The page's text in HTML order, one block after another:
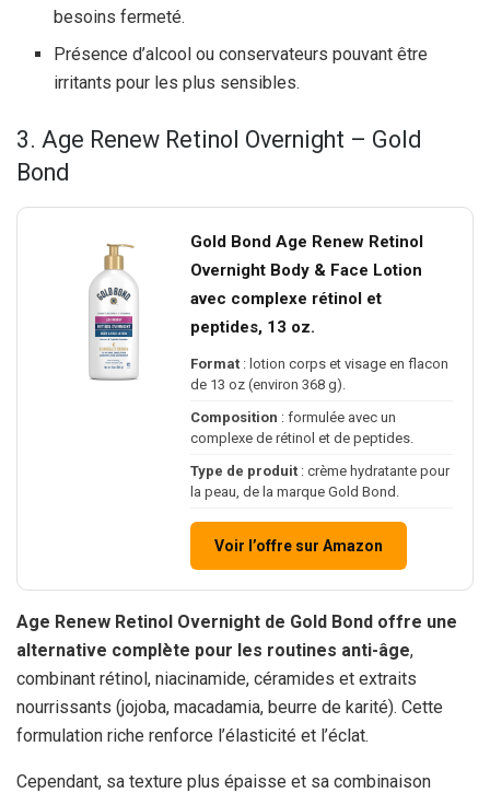
besoins fermeté.
Présence d’alcool ou conservateurs pouvant être
irritants pour les plus sensibles.
3. Age Renew Retinol Overnight – Gold
Bond
Gold Bond Age Renew Retinol
Overnight Body & Face Lotion
avec complexe rétinol et
peptides, 13 oz.
Format : lotion corps et visage en flacon
de 13 oz (environ 368 g).
Composition : formulée avec un
complexe de rétinol et de peptides.
Type de produit : crème hydratante pour
la peau, de la marque Gold Bond.
Voir l’offre sur Amazon
Age Renew Retinol Overnight de Gold Bond offre une
alternative complète pour les routines anti-âge,
combinant rétinol, niacinamide, céramides et extraits
nourrissants (jojoba, macadamia, beurre de karité). Cette
formulation riche renforce l’élasticité et l’éclat.
Cependant, sa texture plus épaisse et sa combinaison